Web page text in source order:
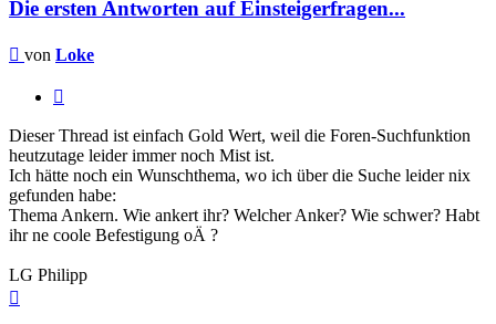
Die ersten Antworten auf Einsteigerfragen...
Beitrag
von Loke
Dieser Thread ist einfach Gold Wert, weil die Foren-Suchfunktion
heutzutage leider immer noch Mist ist.
Ich hätte noch ein Wunschthema, wo ich über die Suche leider nix
gefunden habe:
Thema Ankern. Wie ankert ihr? Welcher Anker? Wie schwer? Habt
ihr ne coole Befestigung oÄ ?
LG Philipp